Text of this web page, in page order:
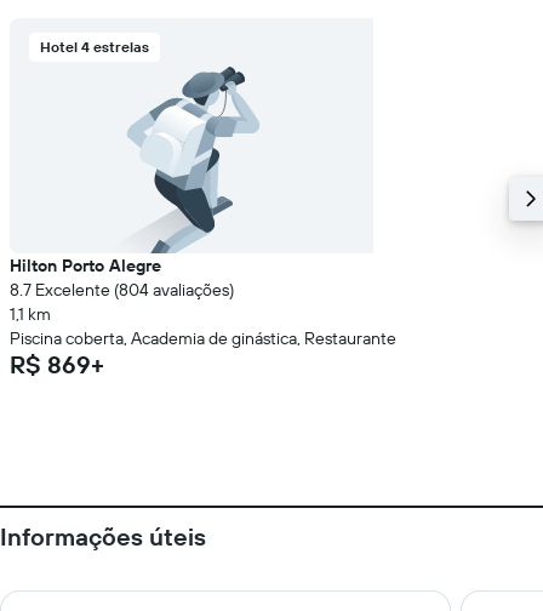
Hotel 4 estrelas
Hilton Porto Alegre
8.7 Excelente (804 avaliações)
1,1 km
Piscina coberta, Academia de ginástica, Restaurante
R$ 869+
Informações úteis